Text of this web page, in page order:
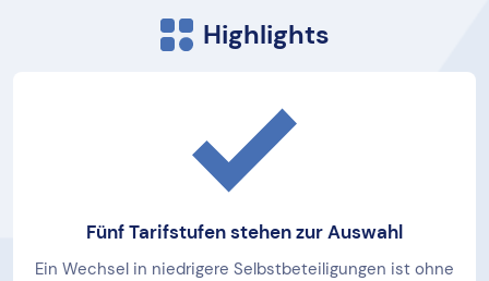
Highlights
Fünf Tarifstufen stehen zur Auswahl
Ein Wechsel in niedrigere Selbstbeteiligungen ist ohne